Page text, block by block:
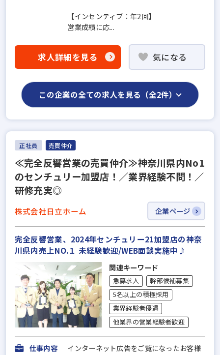
【インセンティブ：年2回】
営業成績に応...
求人詳細を見る 気になる
この企業の全ての求人を見る（全2件）
正社員 売買仲介
≪完全反響営業の売買仲介≫神奈川県内No1
のセンチュリー加盟店！／業界経験不問！／
研修充実◎
株式会社日立ホーム 企業ページ
完全反響営業、2024年センチュリー21加盟店の神奈
川県内売上NO.１ 未経験歓迎/WEB面談実施中♪
関連キーワード
急募求人
幹部候補募集
5名以上の積極採用
業界経験者優遇
他業界の営業経験者歓迎
仕事内容
インターネット広告をご覧になったお客様